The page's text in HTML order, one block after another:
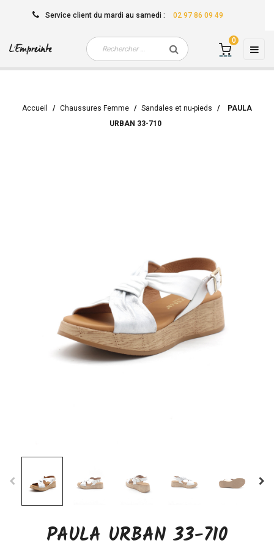
Service client du mardi au samedi : 02 97 86 09 49
☰
0
Accueil Chaussures Femme Sandales et nu-pieds
PAULA
URBAN 33-710
PAULA URBAN 33-710